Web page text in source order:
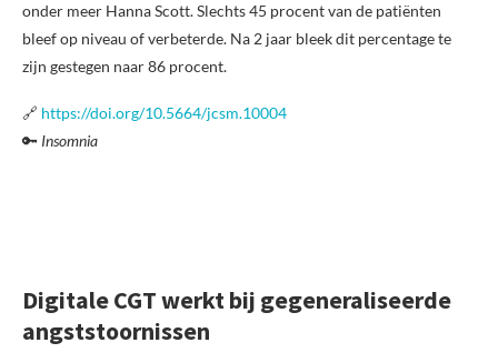
onder meer Hanna Scott. Slechts 45 procent van de patiënten
bleef op niveau of verbeterde. Na 2 jaar bleek dit percentage te
zijn gestegen naar 86 procent.
🔗 https://doi.org/10.5664/jcsm.10004
🔑 Insomnia
Digitale CGT werkt bij gegeneraliseerde
angststoornissen